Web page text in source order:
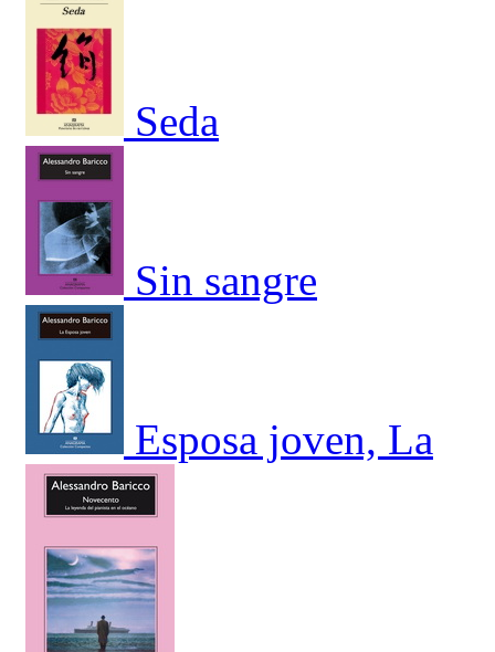
Seda
Sin sangre
Esposa joven, La